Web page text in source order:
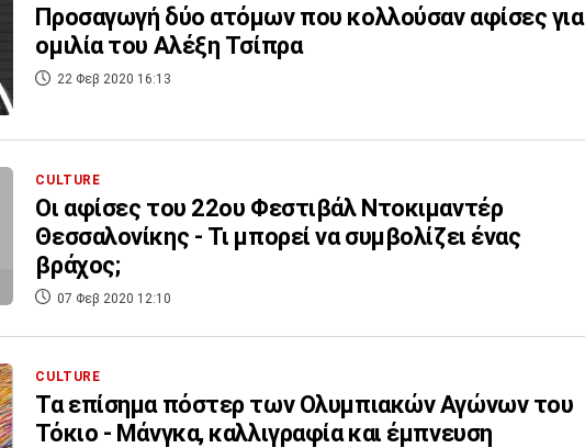
Προσαγωγή δύο ατόμων που κολλούσαν αφίσες για
ομιλία του Αλέξη Τσίπρα
22 Φεβ 2020 16:13
CULTURE
Οι αφίσες του 22ου Φεστιβάλ Ντοκιμαντέρ
Θεσσαλονίκης - Τι μπορεί να συμβολίζει ένας
βράχος;
07 Φεβ 2020 12:10
CULTURE
Τα επίσημα πόστερ των Ολυμπιακών Αγώνων του
Τόκιο - Μάνγκα, καλλιγραφία και έμπνευση